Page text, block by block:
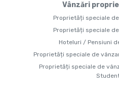
Vânzări
Proprietăți speciale
Proprietăți speciale
Hoteluri / Pensiuni
Proprietăți speciale de
Proprietăți speciale de